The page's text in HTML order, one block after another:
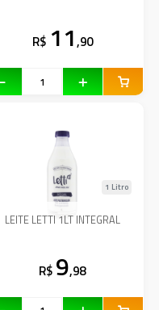
R$ 11,90
LEITE LETTI 1LT INTEGRAL
1 Litro
R$ 9,98